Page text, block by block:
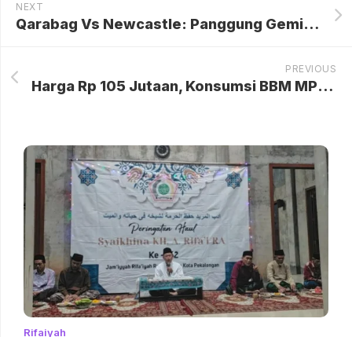
NEXT
Qarabag Vs Newcastle: Panggung Gemilang Anthony Gordon Pecahkan Rekor di Liga Champions
PREVIOUS
Harga Rp 105 Jutaan, Konsumsi BBM MPV 7-Seater Nissan Gravite 19,6 Km/L
Rifaiyah